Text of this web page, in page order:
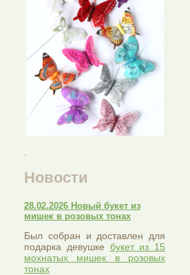
Новости
28.02.2026 Новый букет из
мишек в розовых тонах
Был собран и доставлен для
подарка девушке букет из 15
мохнатых мишек в розовых
тонах